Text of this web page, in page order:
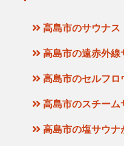
高島市のサウナス
高島市の遠赤外線
高島市のセルフロ
高島市のスチーム
高島市の塩サウナ